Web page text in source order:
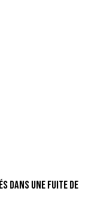
dans une fuite de